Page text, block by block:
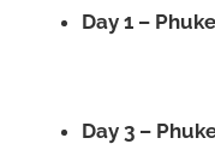
Day 1 –
Day 3 –